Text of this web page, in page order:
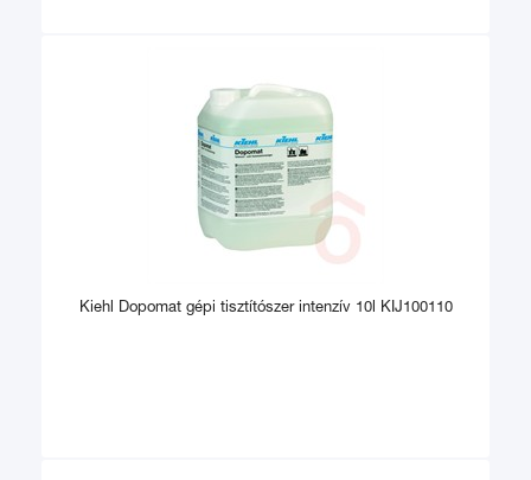
Kiehl Dopomat gépi tisztítószer intenzív 10l KIJ100110